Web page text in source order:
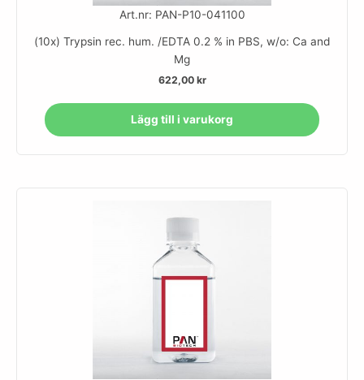
Art.nr: PAN-P10-041100
(10x) Trypsin rec. hum. /EDTA 0.2 % in PBS, w/o: Ca and
Mg
622,00 kr
Lägg till i varukorg